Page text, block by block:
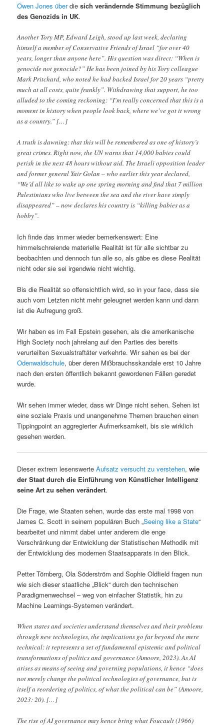
Owen Jones überdiesich verändernde Stimmung bezüglich
des Genozids in UK.
Another Tory MP, Edward Leigh, stood up last week, declaring
himself a member of Conservative Friends of Israel “for over 40
years, longer than anyone here”. His question was direct: “When is
genocide not genocide?” He has been joined by his Tory colleague
Mark Pritchard, who noted he had backed Israel for 20 years “pretty
much at all costs, quite frankly”. Withdrawing that support, he too
alluded to the coming reckoning: “I’m really concerned that this is a
moment in history when people look back, where we’ve got it wrong
as a country.” […]
A truth is dawning: that this will be remembered as one of history’s
great crimes. Right now, the UN warns that 14,000 babies could
perish in the next 48 hours without aid. The Israeli opposition leader
and former general Yair Golan – who earlier this year declared,
“We’d all like to wake up one spring morning and find that 7 million
Palestinians who live between the sea and the river have simply
disappeared” – now declares his country is “killing babies as a
hobby”.
Ich finde das immer wieder bemerkenswert: Eine
himmelschreiende materielle Realität ist für alle sichtbar zu
beobachten und dennoch tun alle so, als gäbe es diese Realität
nicht oder sie sei irgendwie nicht wichtig.
Bis die Realität so offensichtlich wird, so in your face, dass sie
auch vom Letzten nicht mehr geleugnet werden kann und dann
ist die Aufregung groß.
Wir haben es im Fall Epstein gesehen, als die amerikanische
High Society noch jahrelang auf den Parties des bereits
verurteilten Sexualstraftäter verkehrte. Wir sahen es bei der
Odenwaldschule, über deren Mißbrauchsskandale erst 10 Jahre
nach den ersten öffentlich bekannt gewordenen Fällen geredet
wurde.
Wir sehen immer wieder, dass wir Dinge nicht sehen. Sehen ist
eine soziale Praxis und unangenehme Themen brauchen einen
Tippingpoint an aggregierter Aufmerksamkeit, bis sie wirklich
gesehen werden.
Dieser extrem lesenswerteAufsatz versucht zu verstehen,wie
der Staat durch die Einführung von Künstlicher Intelligenz
seine Art zu sehen verändert.
Die Frage, wie Staaten sehen, wurde das erste mal 1998 von
James C. Scott in seinem populären Buch „Seeing like a State“
bearbeitet und nimmt dabei unter anderem die enge
Verschränkung der Entwicklung der Statistischen Methodik mit
der Entwicklung des modernen Staatsapparats in den Blick.
Petter Törnberg, Ola Söderström and Sophie Oldfield fragen nun
wie sich dieser staatliche „Blick“ durch den technischen
Paradigmenwechsel – weg von einfacher Statistik, hin zu
Machine Learnings-Systemen verändert.
When states and societies understand themselves and their problems
through new technologies, the implications go far beyond the mere
technical: it represents a set of fundamental epistemic and political
transformations of politics and governance (Amoore, 2023). As AI
arises as means of seeing and governing populations, it hence “does
not merely change the political technologies of governance, but is
itself a reordering of politics, of what the political can be” (Amoore,
2023: 20). […]
The rise of AI governance may hence bring what Foucault (1966)